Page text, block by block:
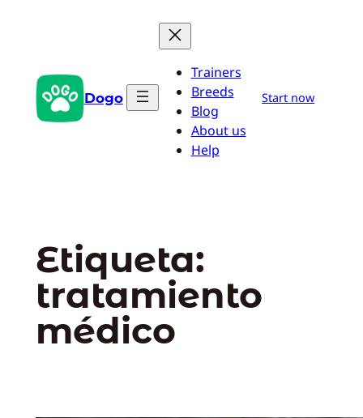
Dogo
Trainers
Breeds
Blog
About us
Help
Start now
Etiqueta:
tratamiento
médico